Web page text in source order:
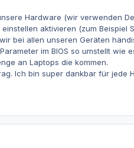
Hardware (wir verwenden
aktivieren (zum Beispiel
bei allen unseren Geräten
im BIOS so umstellt wie
an Laptops die kommen.
Ich bin super dankbar für jede